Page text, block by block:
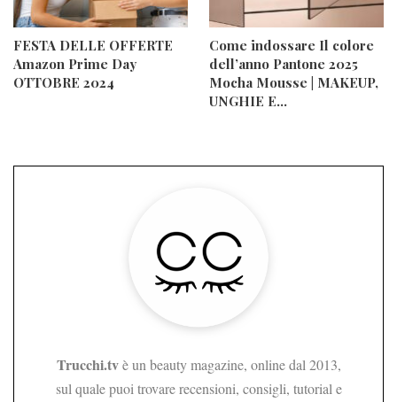
FESTA DELLE OFFERTE
Amazon Prime Day
OTTOBRE 2024
Come indossare Il colore
dell’anno Pantone 2025
Mocha Mousse | MAKEUP,
UNGHIE E…
Trucchi.tvè un beauty magazine, online dal 2013,
sul quale puoi trovare recensioni, consigli, tutorial e